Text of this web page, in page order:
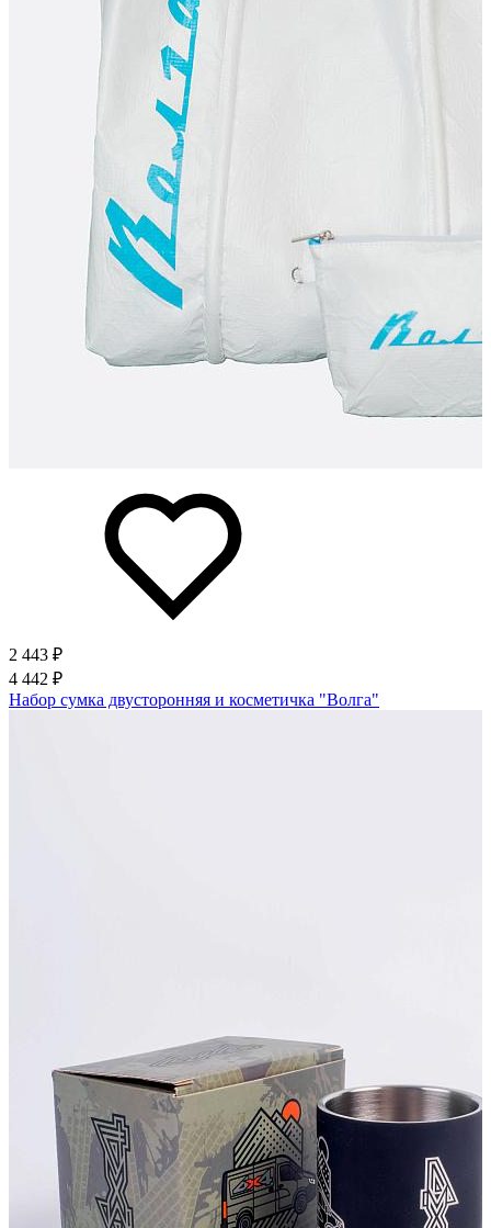
2 443 ₽
4 442 ₽
Набор сумка двусторонняя и косметичка "Волга"